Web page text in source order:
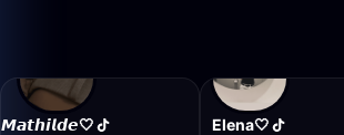
𝙈𝙖𝙩𝙝𝙞𝙡𝙙𝙚🤍 Elena🤍